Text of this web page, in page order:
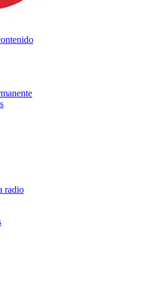
radio